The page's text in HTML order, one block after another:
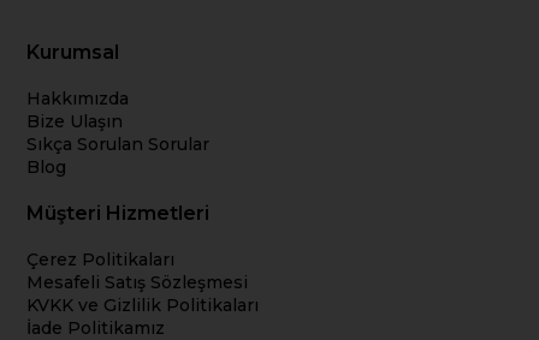
Kurumsal
Hakkımızda
Bize Ulaşın
Sıkça Sorulan Sorular
Blog
Müşteri Hizmetleri
Çerez Politikaları
Mesafeli Satış Sözleşmesi
KVKK ve Gizlilik Politikaları
İade Politikamız